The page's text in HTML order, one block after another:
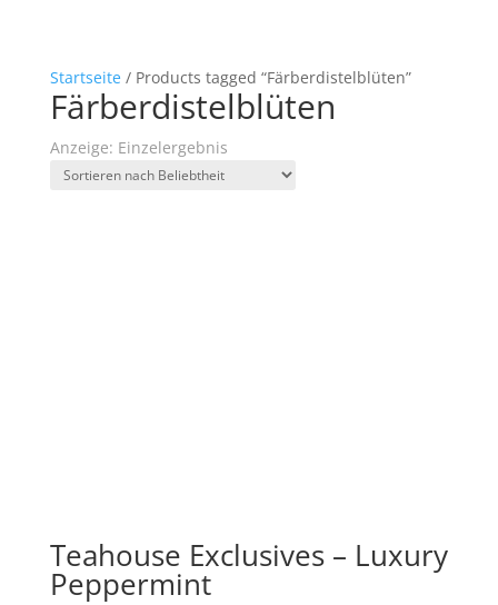
Startseite/ Products tagged “Färberdistelblüten”
Färberdistelblüten
Anzeige: Einzelergebnis
Teahouse Exclusives – Luxury
Peppermint